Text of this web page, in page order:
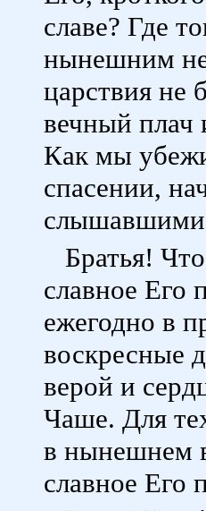
славе? Где
нынешним
царствия не
вечный плач
Как мы
спасении,
слышавшими
Братья!
славное Его
ежегодно в
воскресные
верой и
Чаше. Для
в нынешнем
славное Его